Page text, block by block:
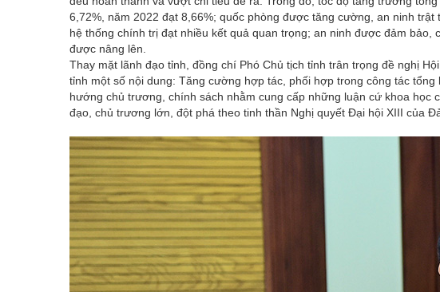
6,72%, năm 2022 đạt 8,66%; quốc phòng được tăng cường, an ninh
hệ thống chính trị đạt nhiều kết quả quan trọng; an ninh được đảm bảo,
được nâng lên.
Thay mặt lãnh đạo tỉnh, đồng chí Phó Chủ tịch tỉnh trân trọng đề nghị
tỉnh một số nội dung: Tăng cường hợp tác, phối hợp trong công tác
hướng chủ trương, chính sách nhằm cung cấp những luận cứ khoa học
đạo, chủ trương lớn, đột phá theo tinh thần Nghị quyết Đại hội XIII của